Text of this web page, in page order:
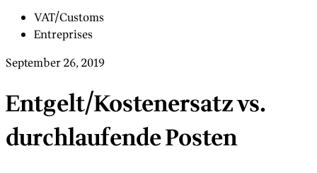
VAT/Customs
Entreprises
September 26, 2019
Entgelt/Kostenersatz vs.
durchlaufende Posten